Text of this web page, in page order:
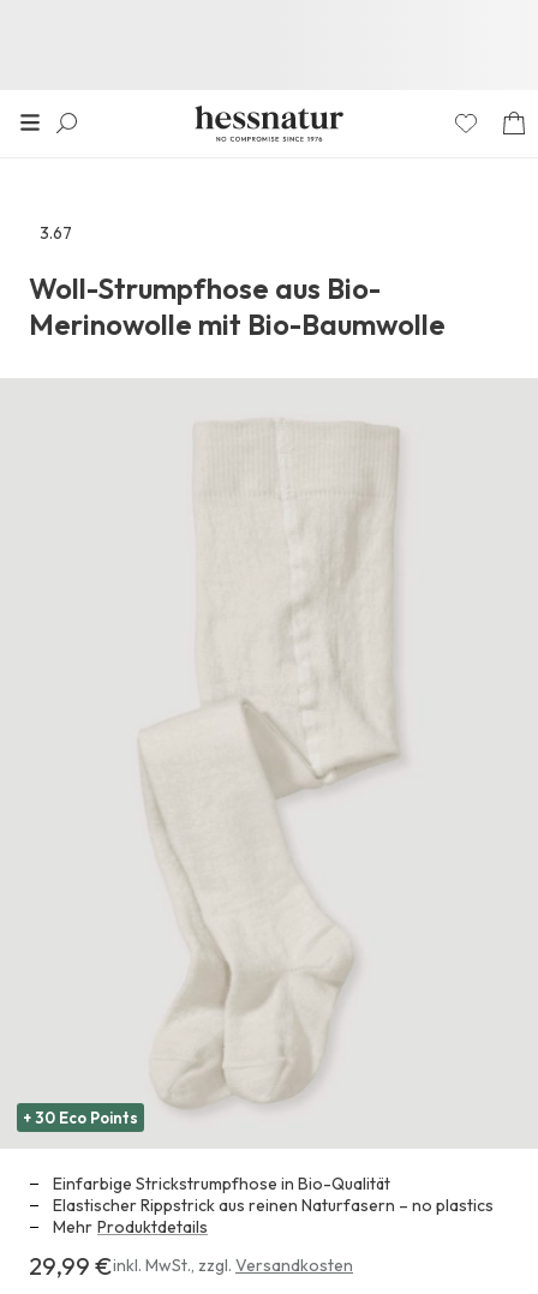
+ 30 Eco Points
Zu
Reviews
3.67
Woll-Strumpfhose aus Bio-
Merinowolle mit Bio-Baumwolle
Einfarbige Strickstrumpfhose in Bio-Qualität
Elastischer Rippstrick aus reinen Naturfasern – no plastics
Mehr Produktdetails
Erhältlich
29,99 €inkl. MwSt., zzgl. Versandkosten